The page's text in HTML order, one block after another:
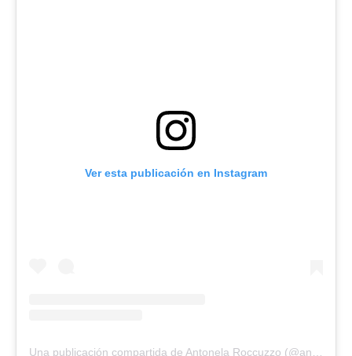
Ver esta publicación en Instagram